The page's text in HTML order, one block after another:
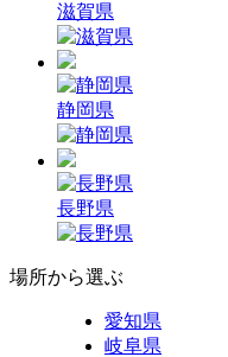
滋賀県
静岡県
長野県
場所から選ぶ
愛知県
岐阜県